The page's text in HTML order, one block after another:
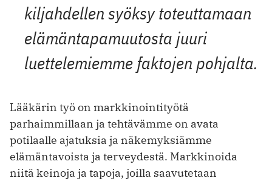
kiljahdellen syöksy toteuttamaan
elämäntapamuutosta juuri
luettelemiemme faktojen pohjalta.
Lääkärin työ on markkinointityötä
parhaimmillaan ja tehtävämme on avata
potilaalle ajatuksia ja näkemyksiämme
elämäntavoista ja terveydestä. Markkinoida
niitä keinoja ja tapoja, joilla saavutetaan